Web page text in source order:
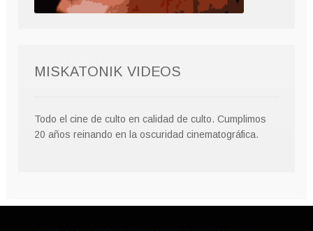
MISKATONIK VIDEOS
Todo el cine de culto en calidad de culto. Cumplimos
20 años reinando en la oscuridad cinematográfica.